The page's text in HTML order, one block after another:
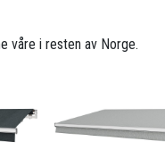
våre i resten av Norge.